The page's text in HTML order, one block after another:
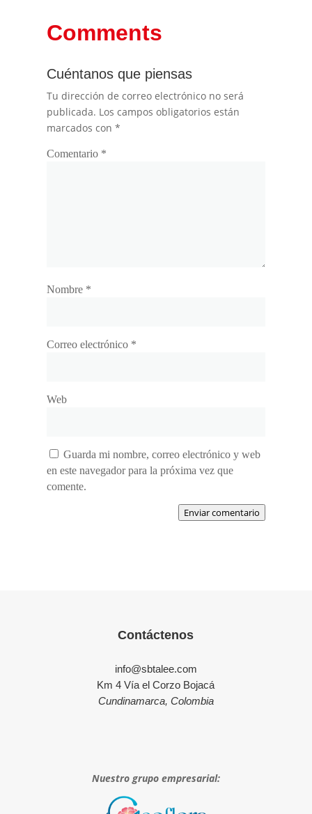
Comments
Cuéntanos que piensas
Tu dirección de correo electrónico no será
publicada. Los campos obligatorios están
marcados con*
Comentario *
Nombre *
Correo electrónico *
Web
Guarda mi nombre, correo electrónico y web
en este navegador para la próxima vez que
comente.
Enviar comentario
Contáctenos
info@sbtalee.com
Km 4 Vía el Corzo Bojacá
Cundinamarca, Colombia
Nuestro grupo empresarial: